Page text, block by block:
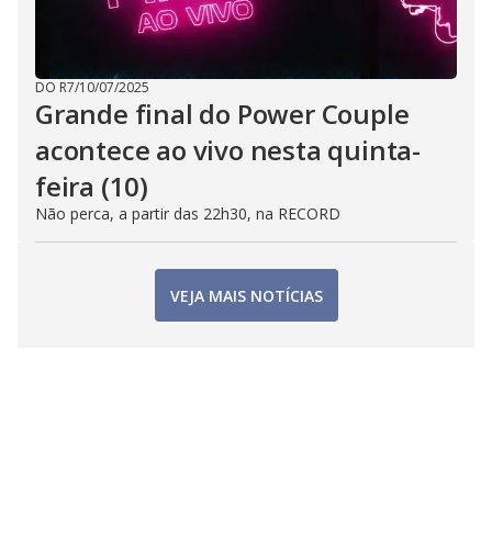
DO R7/10/07/2025
Grande final do Power Couple
acontece ao vivo nesta quinta-
feira (10)
Não perca, a partir das 22h30, na RECORD
VEJA MAIS NOTÍCIAS